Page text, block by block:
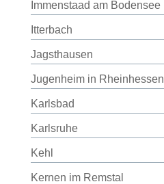
Immenstaad am Bodensee
Itterbach
Jagsthausen
Jugenheim in Rheinhessen
Karlsbad
Karlsruhe
Kehl
Kernen im Remstal